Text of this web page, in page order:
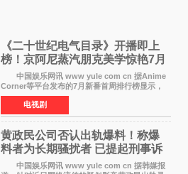
《二十世纪电气目录》开播即上
榜！京阿尼蒸汽朋克美学惊艳7月
新番季
中国娱乐网讯 www yule com cn 据Anime
Corner等平台发布的7月新番首周排行榜显示，
由京都动画制作的《二十世纪电气目录》在多个
榜单中表现亮眼，位列AniLab全球TOP10第十
名。该剧改编自结
电视剧
黄政民公司否认出轨爆料！称爆
料者为长期骚扰者 已提起刑事诉
中国娱乐网讯 www yule com cn 据韩媒报